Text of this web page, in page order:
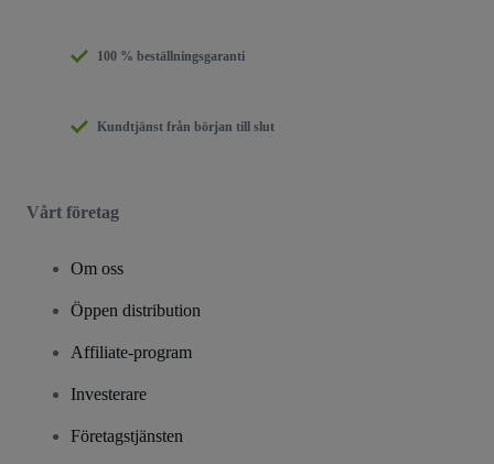
100 % beställningsgaranti
Kundtjänst från början till slut
Vårt företag
Om oss
Öppen distribution
Affiliate-program
Investerare
Företagstjänsten